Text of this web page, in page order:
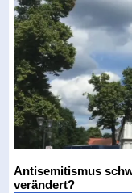
Antisemitismus
verändert?